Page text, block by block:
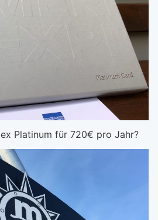
Platinum für 720€ pro Jahr?